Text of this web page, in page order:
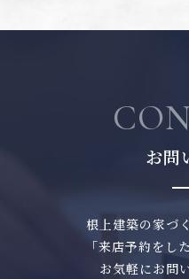
お問
根上建築の家づ
「来店予約をし
お気軽にお問